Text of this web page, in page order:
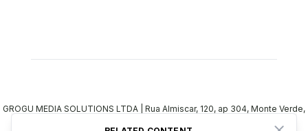
GROGU MEDIA SOLUTIONS LTDA | Rua Almiscar, 120, ap 304, Monte Verde,